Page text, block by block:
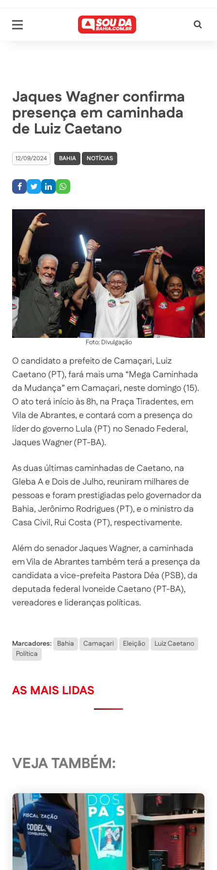
Jaques Wagner confirma
presença em caminhada
de Luiz Caetano
12/09/2024 BAHIA NOTÍCIAS
Foto: Divulgação
O candidato a prefeito de Camaçari, Luiz
Caetano (PT), fará mais uma “Mega Caminhada
da Mudança” em Camaçari, neste domingo (15).
O ato terá início às 8h, na Praça Tiradentes, em
Vila de Abrantes, e contará com a presença do
líder do governo Lula (PT) no Senado Federal,
Jaques Wagner (PT-BA).
As duas últimas caminhadas de Caetano, na
Gleba A e Dois de Julho, reuniram milhares de
pessoas e foram prestigiadas pelo governador da
Bahia, Jerônimo Rodrigues (PT), e o ministro da
Casa Civil, Rui Costa (PT), respectivamente.
Além do senador Jaques Wagner, a caminhada
em Vila de Abrantes também terá a presença da
candidata a vice-prefeita Pastora Déa (PSB), da
deputada federal Ivoneide Caetano (PT-BA),
vereadores e lideranças políticas.
Marcadores: Bahia Camaçari Eleição
Luiz Caetano
Política
AS MAIS LIDAS
VEJA TAMBÉM: